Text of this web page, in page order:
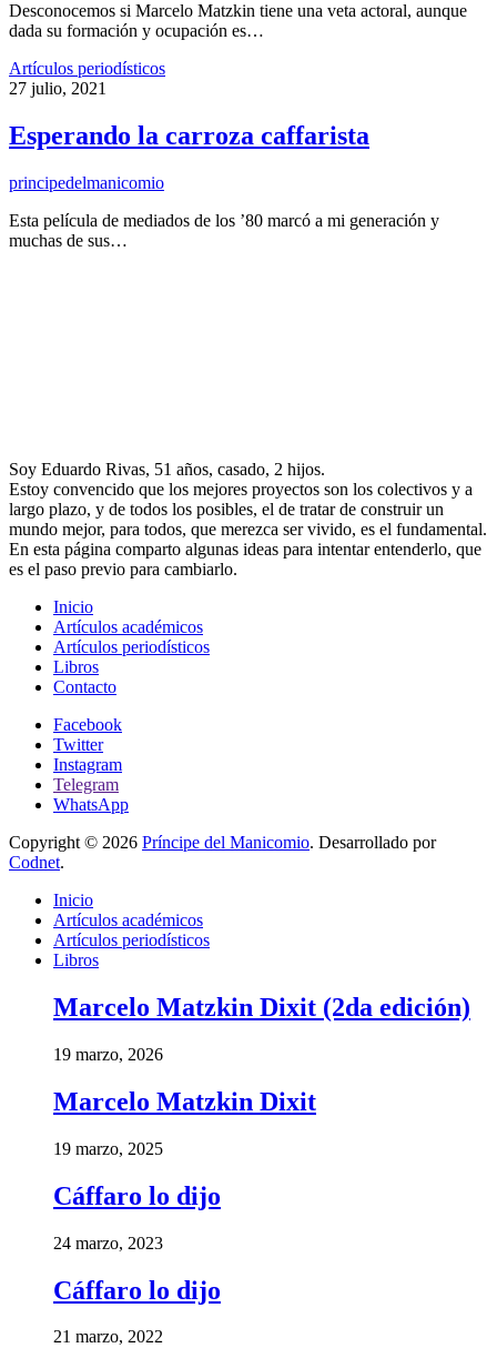
Desconocemos si Marcelo Matzkin tiene una veta actoral, aunque
dada su formación y ocupación es…
Artículos periodísticos
27 julio, 2021
Esperando la carroza caffarista
principedelmanicomio
Esta película de mediados de los ’80 marcó a mi generación y
muchas de sus…
Soy Eduardo Rivas, 51 años, casado, 2 hijos.
Estoy convencido que los mejores proyectos son los colectivos y a
largo plazo, y de todos los posibles, el de tratar de construir un
mundo mejor, para todos, que merezca ser vivido, es el fundamental.
En esta página comparto algunas ideas para intentar entenderlo, que
es el paso previo para cambiarlo.
Inicio
Artículos académicos
Artículos periodísticos
Libros
Contacto
Facebook
Twitter
Instagram
Telegram
WhatsApp
Copyright © 2026 Príncipe del Manicomio. Desarrollado por
Codnet.
Inicio
Artículos académicos
Artículos periodísticos
Libros
Marcelo Matzkin Dixit (2da edición)
19 marzo, 2026
Marcelo Matzkin Dixit
19 marzo, 2025
Cáffaro lo dijo
24 marzo, 2023
Cáffaro lo dijo
21 marzo, 2022